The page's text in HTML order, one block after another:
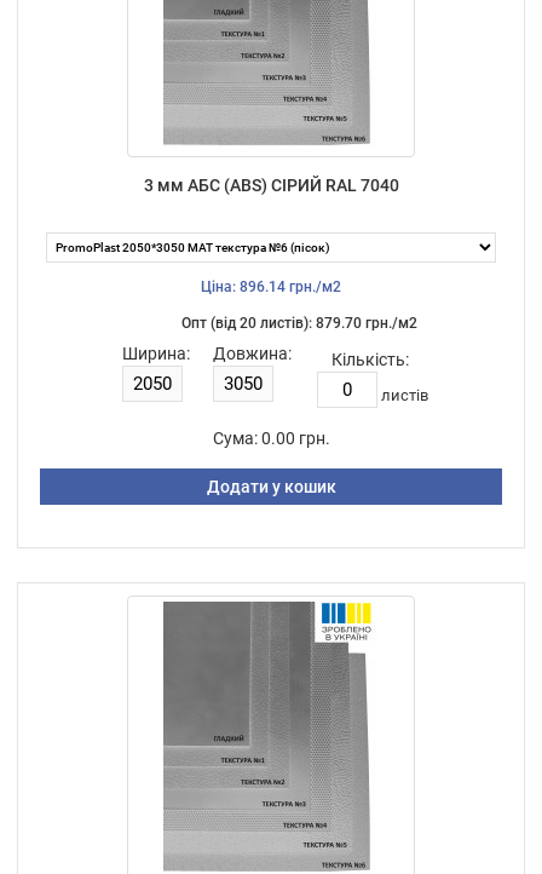
3 мм АБС (ABS) СІРИЙ RAL 7040
Ціна: 896.14 грн./м2
Опт (від 20 листiв): 879.70 грн./м2
Ширина: Довжина: Кількість:
листiв
Сума: 0.00 грн.
Додати у кошик